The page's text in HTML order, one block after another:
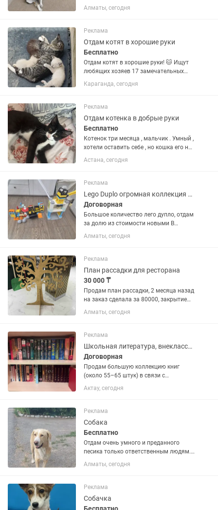
Очень ласковая, умная и контактная.
Уже знает команды «Сидеть» и «Дай
быстро привязывается...
Алматы, сегодня
Реклама
Отдам котят в хорошие руки
Бесплатно
Отдам котят в хорошие руки! 🐱 Ищут
любящих хозяев 17 замечательных
котят. 🐾 Мама — отличная
крысоловка, поэтому котята прекрасно
хозяйства. 🐾 Растут во дворе,...
Караганда, сегодня
Реклама
Отдам котенка в добрые руки
Бесплатно
Котенок три месяца , мальчик . Умный ,
хотели оставить себе , но кошка его не
принимает .
Астана, сегодня
Реклама
Lego Duplo огромная коллекция за долю стоимости, не упустите
Договорная
Большое количество лего дупло, отдам
за долю из стоимости новыми В
комплекте (+цена сейчас на каспи):
10874 - 35 10933 - 143 385 10948 - 69
10884 - 35 000 И ещё...
Алматы, сегодня
Реклама
План рассадки для ресторана
30 000 ₸
Продам план рассадки, 2 месяца назад
на заказ сделала за 80000, закрытие
ресторана, отдам за 30000 тг
Алматы, сегодня
Реклама
Школьная литература, внеклассное чтение, мировая классика
Договорная
Продам большую коллекцию книг
(около 55–65 штук) в связи с
освобождением полок. Все книги
абсолютно новые, в идеальном
школьников, абитуриентов и
домашней...
Актау, сегодня
Реклама
Собака
Бесплатно
Отдам очень умного и преданного
песика только ответственным людям.
Ему около 3-х лет. Подробности по
телефону.
Алматы, сегодня
Реклама
Собачка